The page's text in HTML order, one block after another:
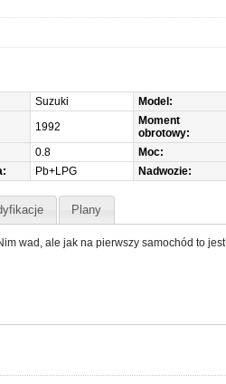
Suzuki Model:
1992
Moment
obrotowy:
0.8 Moc:
Pb+LPG Nadwozie:
Plany
wad, ale jak na pierwszy samochód to